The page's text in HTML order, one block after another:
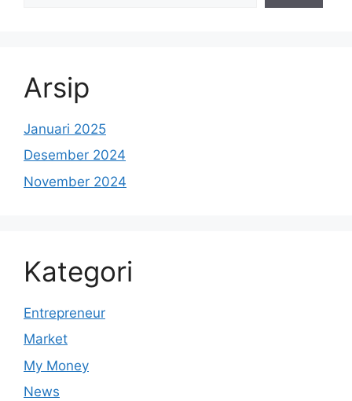
Arsip
Januari 2025
Desember 2024
November 2024
Kategori
Entrepreneur
Market
My Money
News